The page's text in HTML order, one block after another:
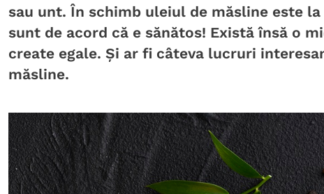
sau unt. În schimb uleiul de măsline este
sunt de acord că e sănătos! Există însă o
create egale. Și ar fi câteva lucruri
măsline.